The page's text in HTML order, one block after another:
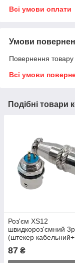
Всі умови оплати
Умови
Повернення
Всі умови
Подібні товари
Роз'єм XS12
швидкороз'ємний
(штекер кабельний+
87 ₴